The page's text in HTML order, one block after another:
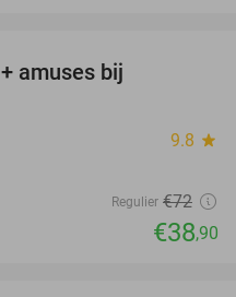
amuses bij
9.8 star
Regulier €72
€38,90